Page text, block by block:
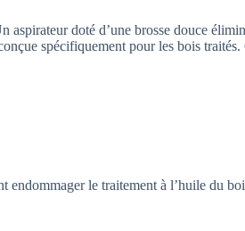
doté d’une brosse douce
spécifiquement pour les bois
endommager le traitement à l’huile du